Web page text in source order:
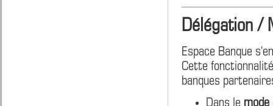
Délégation /
Espace Banque
Cette
banques
Dans le mode